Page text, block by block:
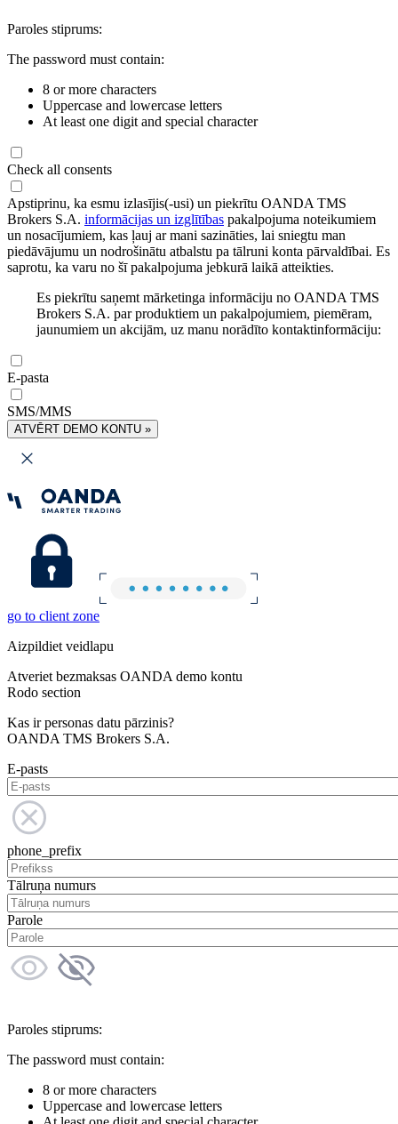
Paroles stiprums:
The password must contain:
8 or more characters
Uppercase and lowercase letters
At least one digit and special character
Check all consents
Apstiprinu, ka esmu izlasījis(-usi) un piekrītu OANDA TMS
Brokers S.A. informācijas un izglītības pakalpojuma noteikumiem
un nosacījumiem, kas ļauj ar mani sazināties, lai sniegtu man
piedāvājumu un nodrošinātu atbalstu pa tālruni konta pārvaldībai. Es
saprotu, ka varu no šī pakalpojuma jebkurā laikā atteikties.
Es piekrītu saņemt mārketinga informāciju no OANDA TMS
Brokers S.A. par produktiem un pakalpojumiem, piemēram,
jaunumiem un akcijām, uz manu norādīto kontaktinformāciju:
E-pasta
SMS/MMS
ATVĒRT DEMO KONTU »
go to client zone
Aizpildiet veidlapu
Atveriet bezmaksas OANDA demo kontu
Rodo section
Kas ir personas datu pārzinis?
OANDA TMS Brokers S.A.
E-pasts
phone_prefix
Tālruņa numurs
Parole
Paroles stiprums:
The password must contain:
8 or more characters
Uppercase and lowercase letters